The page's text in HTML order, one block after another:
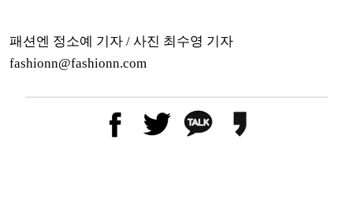
패션엔 정소예 기자 / 사진 최수영 기자
fashionn@fashionn.com